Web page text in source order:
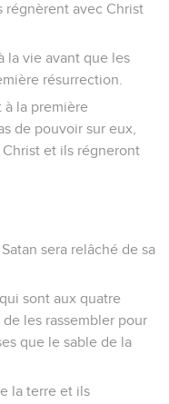
régnèrent avec Christ
la vie avant que les
résurrection.
à la première
de pouvoir sur eux,
et ils régneront
sera relâché de sa
sont aux quatre
les rassembler pour
que le sable de la
la terre et ils